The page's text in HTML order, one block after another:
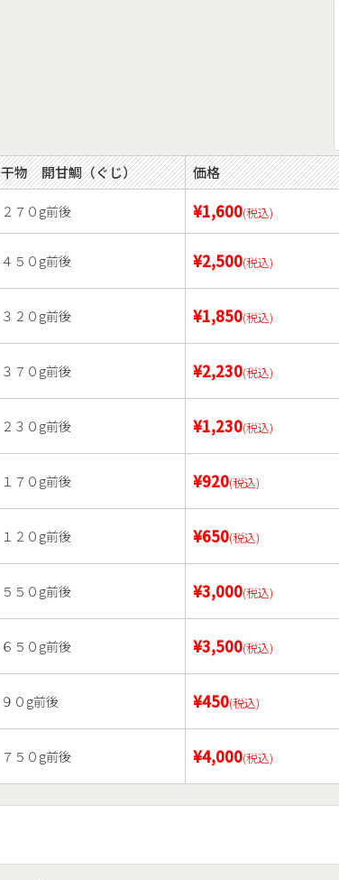
干物 開甘鯛（ぐじ） 価格
２７０g前後 ¥1,600(税込)
４５０g前後 ¥2,500(税込)
３２０g前後 ¥1,850(税込)
３７０g前後 ¥2,230(税込)
２３０g前後 ¥1,230(税込)
１７０g前後 ¥920(税込)
１２０g前後 ¥650(税込)
５５０g前後 ¥3,000(税込)
６５０g前後 ¥3,500(税込)
９０g前後 ¥450(税込)
７５０g前後 ¥4,000(税込)